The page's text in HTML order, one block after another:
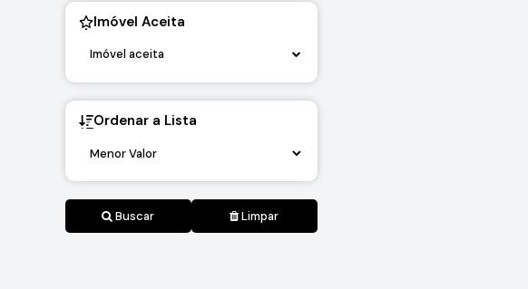
Imóvel Aceita
Imóvel aceita
Ordenar a Lista
Buscar Limpar